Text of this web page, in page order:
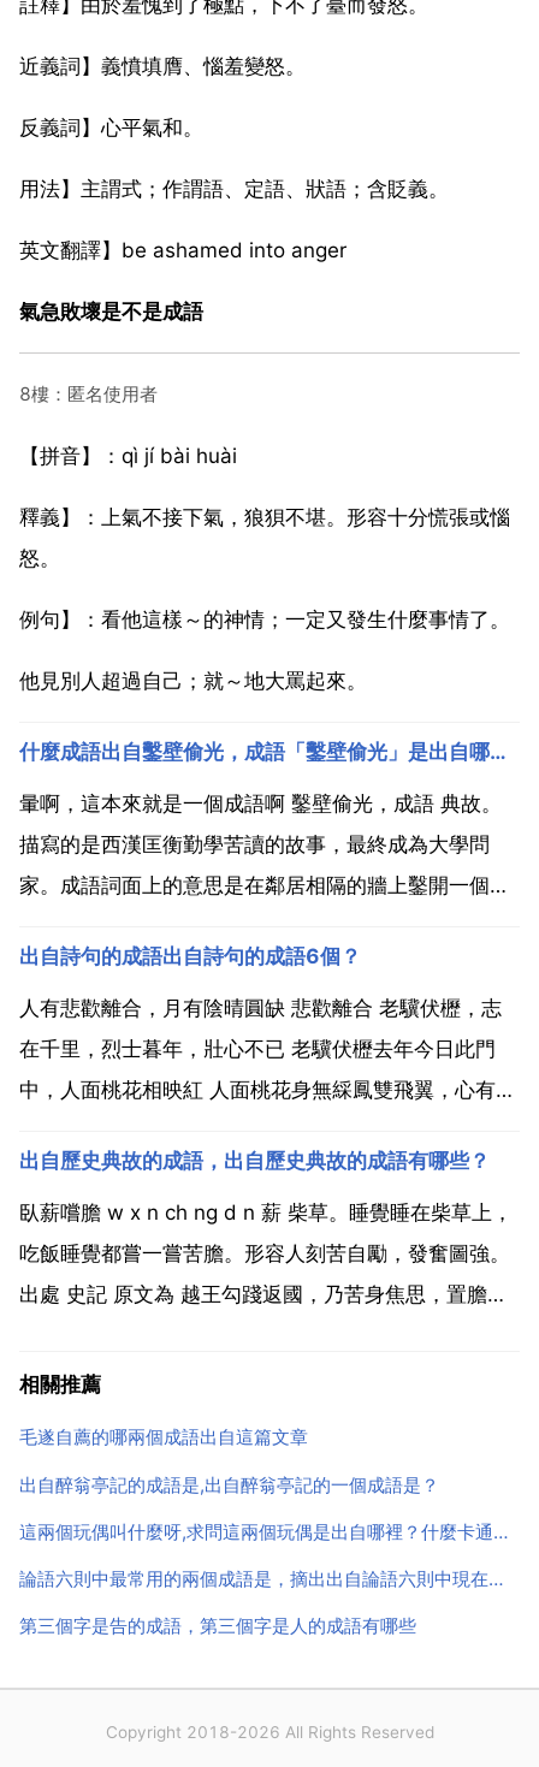
近義詞】義憤填膺、惱羞變怒。
反義詞】心平氣和。
用法】主謂式；作謂語、定語、狀語；含貶義。
英文翻譯】be ashamed into anger
氣急敗壞是不是成語
8樓：匿名使用者
【拼音】：qì jí bài huài
釋義】：上氣不接下氣，狼狽不堪。形容十分慌張或惱
怒。
例句】：看他這樣～的神情；一定又發生什麼事情了。
他見別人超過自己；就～地大罵起來。
什麼成語出自鑿壁偷光，成語「鑿壁偷光」是出自哪位古代人物的苦學故事？求大神幫助
暈啊，這本來就是一個成語啊 鑿壁偷光，成語 典故。
描寫的是西漢匡衡勤學苦讀的故事，最終成為大學問
家。成語詞面上的意思是在鄰居相隔的牆上鑿開一個
來形容勤學苦讀。成語 鑿壁偷光 是出自哪位古代人物
的苦學故事？求大神幫助 鑿壁偷光，成語 典故。描寫
的是西漢匡...
出自詩句的成語出自詩句的成語6個？
人有悲歡離合，月有陰晴圓缺 悲歡離合 老驥伏櫪，志
在千里，烈士暮年，壯心不已 老驥伏櫪去年今日此門
中，人面桃花相映紅 人面桃花身無綵鳳雙飛翼，心有靈
柳暗花明郎騎竹馬來，繞床弄青梅 青梅竹馬 我勸天公
重抖擻，不拘一格降人才 不拘一格怒髮衝冠，憑欄處，
瀟...
出自歷史典故的成語，出自歷史典故的成語有哪些？
臥薪嚐膽 w x n ch ng d n 薪 柴草。睡覺睡在柴草上，
吃飯睡覺都嘗一嘗苦膽。形容人刻苦自勵，發奮圖強。
出處 史記 原文為 越王勾踐返國，乃苦身焦思，置膽於
提到 臥薪 這是蘇軾發揮想象，戲說孫權 臥薪嚐膽 而創
相關推薦
毛遂自薦的哪兩個成語出自這篇文章
出自醉翁亭記的成語是,出自醉翁亭記的一個成語是？
這兩個玩偶叫什麼呀,求問這兩個玩偶是出自哪裡？什麼卡通片？叫什麼？
論語六則中最常用的兩個成語是，摘出出自論語六則中現在常用的成語（至少三個）
第三個字是告的成語，第三個字是人的成語有哪些
Copyright 2018-2026 All Rights Reserved